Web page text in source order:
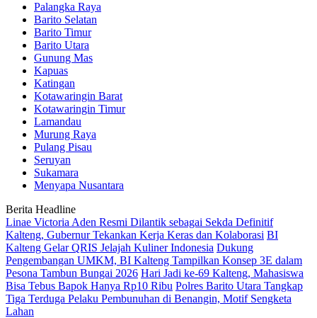
Palangka Raya
Barito Selatan
Barito Timur
Barito Utara
Gunung Mas
Kapuas
Katingan
Kotawaringin Barat
Kotawaringin Timur
Lamandau
Murung Raya
Pulang Pisau
Seruyan
Sukamara
Menyapa Nusantara
Berita Headline
Linae Victoria Aden Resmi Dilantik sebagai Sekda Definitif
Kalteng, Gubernur Tekankan Kerja Keras dan Kolaborasi BI
Kalteng Gelar QRIS Jelajah Kuliner Indonesia Dukung
Pengembangan UMKM, BI Kalteng Tampilkan Konsep 3E dalam
Pesona Tambun Bungai 2026 Hari Jadi ke-69 Kalteng, Mahasiswa
Bisa Tebus Bapok Hanya Rp10 Ribu Polres Barito Utara Tangkap
Tiga Terduga Pelaku Pembunuhan di Benangin, Motif Sengketa
Lahan